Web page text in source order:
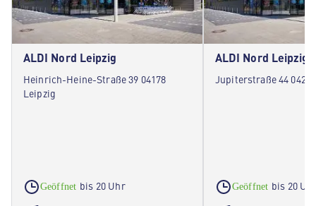
ALDI Nord Leipzig
Heinrich-Heine-Straße 39 04178
Leipzig
Geöffnet bis 20 Uhr
ALDI Nord Leipzig
Jupiterstraße 44
Geöffnet bis 20